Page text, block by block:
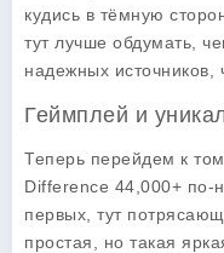
кудись в тёмную
тут лучше обдумать,
надежных источников,
Геймплей и
Теперь перейдем к
Difference 44,000+ по-
первых, тут
простая, но такая